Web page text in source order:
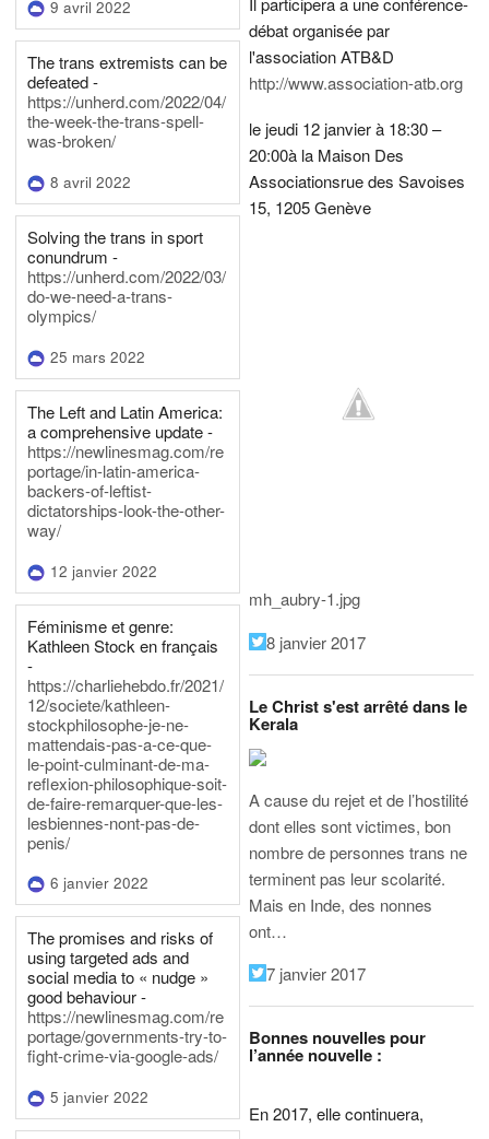
9 avril 2022
The trans extremists can be
defeated -
https://unherd.com/2022/04/
the-week-the-trans-spell-
was-broken/
8 avril 2022
Solving the trans in sport
conundrum -
https://unherd.com/2022/03/
do-we-need-a-trans-
olympics/
25 mars 2022
The Left and Latin America:
a comprehensive update -
https://newlinesmag.com/re
portage/in-latin-america-
backers-of-leftist-
dictatorships-look-the-other-
way/
12 janvier 2022
Féminisme et genre:
Kathleen Stock en français
-
https://charliehebdo.fr/2021/
12/societe/kathleen-
stockphilosophe-je-ne-
mattendais-pas-a-ce-que-
le-point-culminant-de-ma-
reflexion-philosophique-soit-
de-faire-remarquer-que-les-
lesbiennes-nont-pas-de-
penis/
6 janvier 2022
The promises and risks of
using targeted ads and
social media to « nudge »
good behaviour -
https://newlinesmag.com/re
portage/governments-try-to-
fight-crime-via-google-ads/
5 janvier 2022
débat organisée par
l'association ATB&D
http://www.association-atb.org
le jeudi 12 janvier à 18:30 –
20:00à la Maison Des
Associationsrue des Savoises
15, 1205 Genève
mh_aubry-1.jpg
8 janvier 2017
Le Christ s'est arrêté dans le
Kerala
A cause du rejet et de l’hostilité
dont elles sont victimes, bon
nombre de personnes trans ne
terminent pas leur scolarité.
Mais en Inde, des nonnes
ont…
7 janvier 2017
Bonnes nouvelles pour
l’année nouvelle :
En 2017, elle continuera,